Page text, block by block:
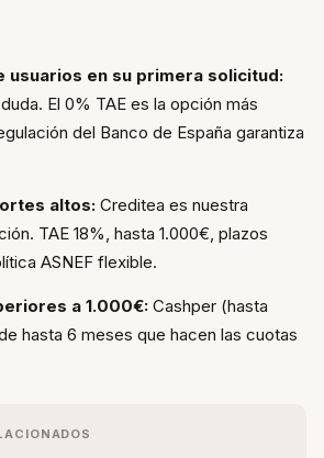
usuarios en su primera solicitud:
El 0% TAE es la opción más
del Banco de España garantiza
altos: Creditea es nuestra
TAE 18%, hasta 1.000€, plazos
ASNEF flexible.
a 1.000€: Cashper (hasta
hasta 6 meses que hacen las cuotas